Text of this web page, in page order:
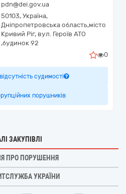
pdn@dei.gov.ua
50103, Україна,
Дніпропетровська область,місто
Кривий Ріг, вул. Героїв АТО
,будинок 92
0
судимості
порушників
ЗАКУПІВЛІ
ПРО ПОРУШЕННЯ
УКРАЇНИ